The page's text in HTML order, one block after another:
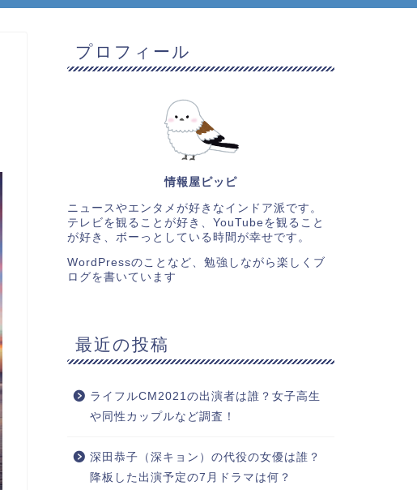
プロフィール
情報屋ピッピ
ニュースやエンタメが好きなインドア派です。
テレビを観ることが好き、YouTubeを観ること
が好き、ボーっとしている時間が幸せです。
WordPressのことなど、勉強しながら楽しくブ
ログを書いています
最近の投稿
ライフルCM2021の出演者は誰？女子高生
や同性カップルなど調査！
深田恭子（深キョン）の代役の女優は誰？
降板した出演予定の7月ドラマは何？